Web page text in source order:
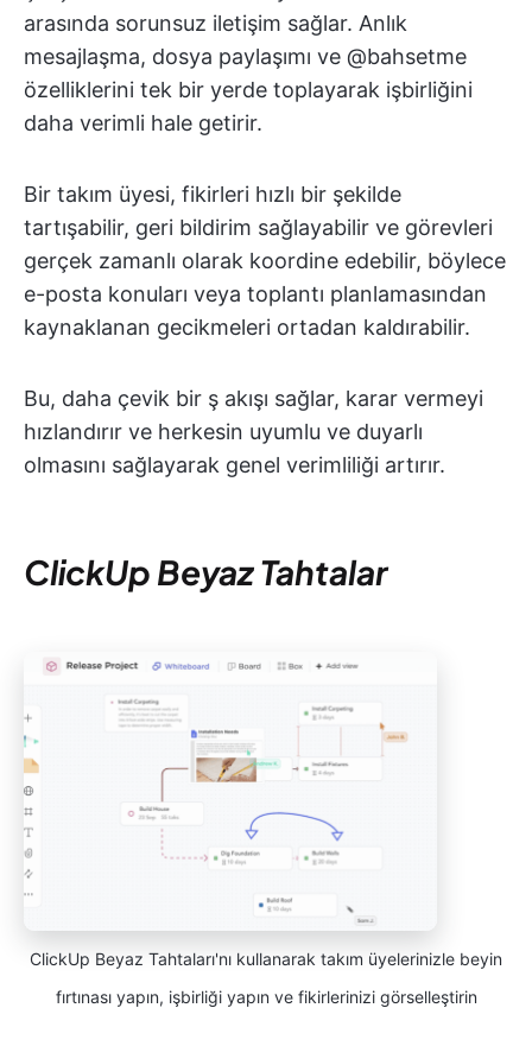
arasında sorunsuz iletişim sağlar. Anlık
mesajlaşma, dosya paylaşımı ve @bahsetme
özelliklerini tek bir yerde toplayarak işbirliğini
daha verimli hale getirir.
Bir takım üyesi, fikirleri hızlı bir şekilde
tartışabilir, geri bildirim sağlayabilir ve görevleri
gerçek zamanlı olarak koordine edebilir, böylece
e-posta konuları veya toplantı planlamasından
kaynaklanan gecikmeleri ortadan kaldırabilir.
Bu, daha çevik bir ş akışı sağlar, karar vermeyi
hızlandırır ve herkesin uyumlu ve duyarlı
olmasını sağlayarak genel verimliliği artırır.
ClickUp Beyaz Tahtalar
ClickUp Beyaz Tahtaları'nı kullanarak takım üyelerinizle beyin
fırtınası yapın, işbirliği yapın ve fikirlerinizi görselleştirin